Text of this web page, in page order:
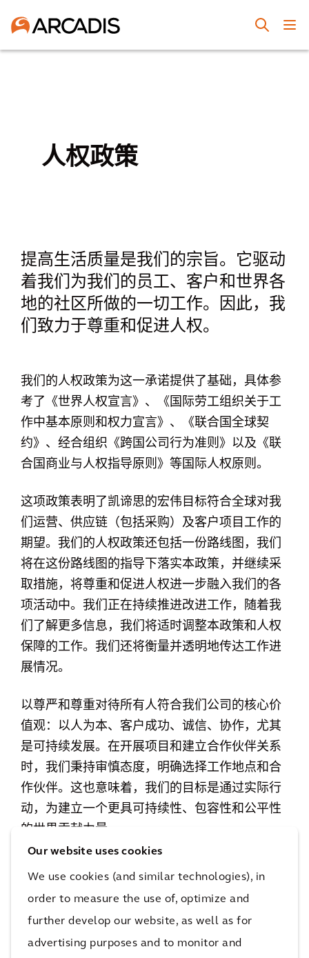
Our website uses cookies
We use cookies (and similar technologies), in
order to measure the use of, optimize and
further develop our website, as well as for
advertising purposes and to monitor and
人权政策
提高生活质量是我们的宗旨。它驱动
着我们为我们的员工、客户和世界各
地的社区所做的一切工作。因此，我
们致力于尊重和促进人权。
我们的人权政策为这一承诺提供了基础，具体参
考了《世界人权宣言》、《国际劳工组织关于工
作中基本原则和权力宣言》、《联合国全球契
约》、经合组织《跨国公司行为准则》以及《联
合国商业与人权指导原则》等国际人权原则。
这项政策表明了凯谛思的宏伟目标符合全球对我
们运营、供应链（包括采购）及客户项目工作的
期望。我们的人权政策还包括一份路线图，我们
将在这份路线图的指导下落实本政策，并继续采
取措施，将尊重和促进人权进一步融入我们的各
项活动中。我们正在持续推进改进工作，随着我
们了解更多信息，我们将适时调整本政策和人权
保障的工作。我们还将衡量并透明地传达工作进
展情况。
以尊严和尊重对待所有人符合我们公司的核心价
值观：以人为本、客户成功、诚信、协作，尤其
是可持续发展。在开展项目和建立合作伙伴关系
时，我们秉持审慎态度，明确选择工作地点和合
作伙伴。这也意味着，我们的目标是通过实际行
动，为建立一个更具可持续性、包容性和公平性
的世界贡献力量。
织、政府机构和客户等外部各方。通过这一过程
和全球风险评估分析，我们识别出了本政策中所
述的关键人权风险。尽管凯谛思执行委员会和执